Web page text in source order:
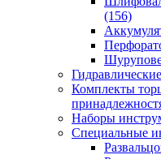
(156)
Комплекты
Наборы
Специальные